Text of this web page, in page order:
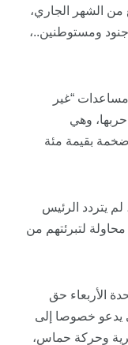
من الشهر الجاري،
بين جنود ومستوطنين..،
“غير
وهي
بقيمة مئة
يتردد الرئيس
محاولة لتبرئتهم من
الأربعاء حق
يدعو خصوصا إلى
وحركة حماس،